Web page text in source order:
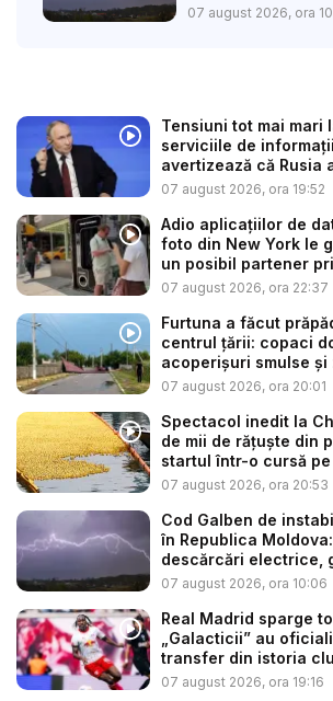
07 august 2026, ora
Tensiuni tot mai mari
serviciile de
avertizează că Rusia
Alia...
07 august 2026, ora 19:52
Adio aplicațiilor de
foto din New York le
un posibil partener
07 august 2026, ora 22:37
Furtuna a făcut
centrul țării: copaci
acoperișuri smulse
...
07 august 2026, ora 20:01
Spectacol inedit la
de mii de rățuște din
startul într-o cursă pe
07 august 2026, ora 20:53
Cod Galben de
în Republica
descărcări electrice,
...
07 august 2026, ora 10:06
Real Madrid sparge
„Galacticii” au
transfer din istoria
sup...
07 august 2026, ora 19:16